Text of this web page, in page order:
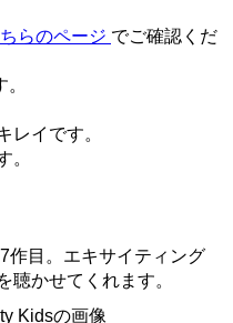
らのページ でご確認くだ
レイです。
。
作目。エキサイティング
聴かせてくれます。